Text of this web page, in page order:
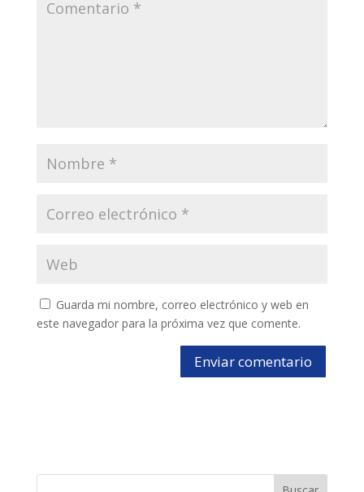
Guarda mi nombre, correo electrónico y web en
este navegador para la próxima vez que comente.